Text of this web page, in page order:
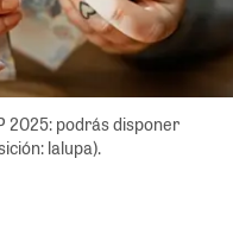
2025: podrás disponer
lalupa).